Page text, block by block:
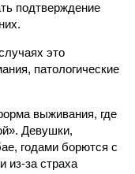
подтверждение
это
патологические
выживания, где
Девушки,
годами борются с
из-за страха